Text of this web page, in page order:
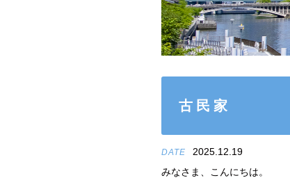
古民家
DATE
2025.12.19
みなさま、こんにちは。